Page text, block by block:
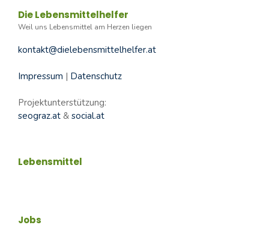
Die Lebensmittelhelfer
Weil uns Lebensmittel am Herzen liegen
kontakt@dielebensmittelhelfer.at
Impressum | Datenschutz
Projektunterstützung:
seograz.at & social.at
Lebensmittel
Jobs